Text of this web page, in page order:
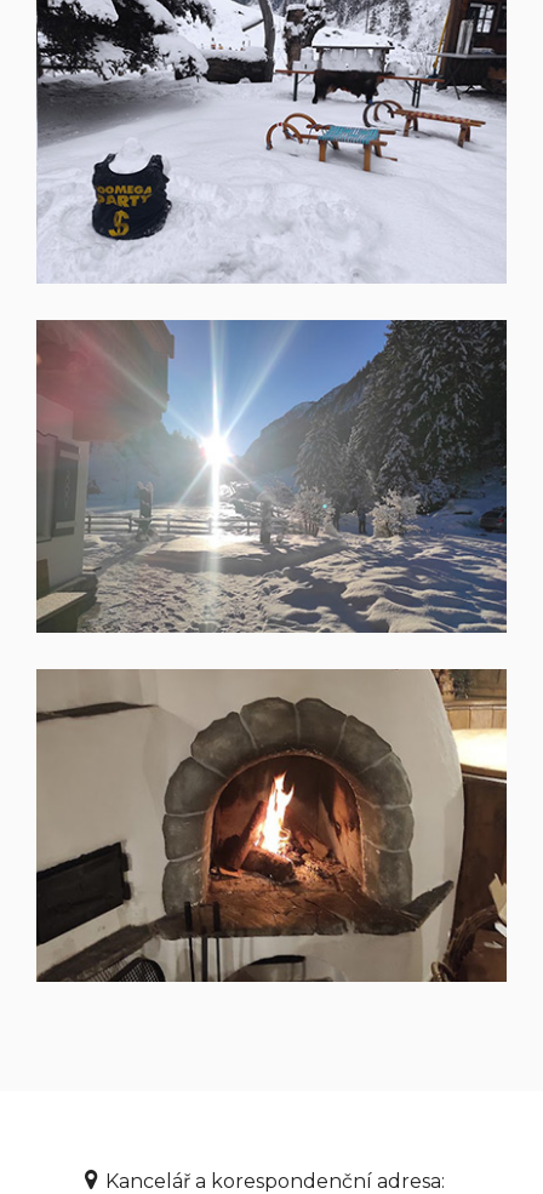
Kancelář a korespondenční adresa: